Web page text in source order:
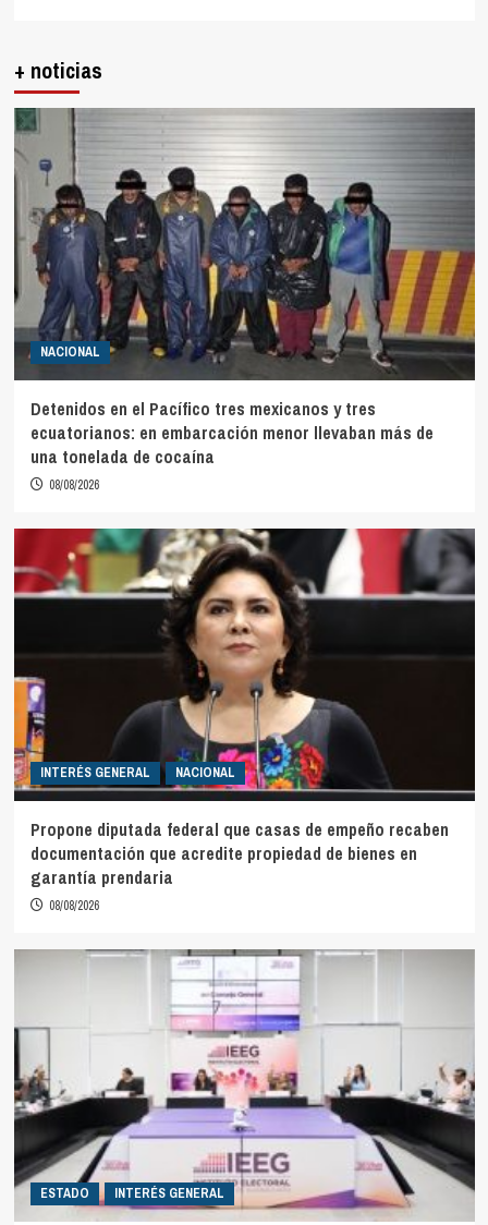
+ noticias
NACIONAL
Detenidos en el Pacífico tres mexicanos y tres
ecuatorianos: en embarcación menor llevaban más de
una tonelada de cocaína
08/08/2026
INTERÉS GENERAL NACIONAL
Propone diputada federal que casas de empeño recaben
documentación que acredite propiedad de bienes en
garantía prendaria
08/08/2026
ESTADO INTERÉS GENERAL